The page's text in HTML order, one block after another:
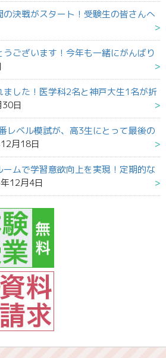
決戦がスタート！受験生の皆さんへ
ございます！今年も一緒にがんばり
した！医学科2名と神戸大生1名が折
日
レベル模試が、高3生にとって最後の
月18日
ムで学習意欲向上を実現！定期的な
12月4日